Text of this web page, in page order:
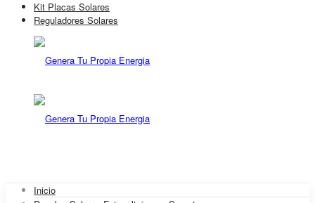
Kit Placas Solares
Reguladores Solares
Inicio